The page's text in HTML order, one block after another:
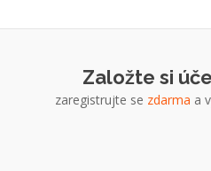
Založte si
zaregistrujte se zdarma a